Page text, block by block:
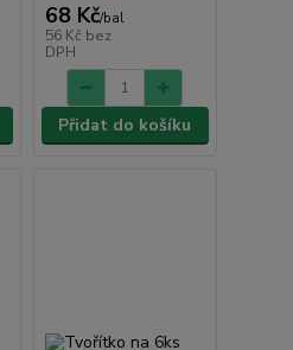
68 Kč/bal
56 Kč bez
DPH
Přidat do košíku